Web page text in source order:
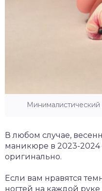
Минималистический
В любом случае,
маникюре в 2023-
оригинально.
Если вам нравятся
ногтей на каждой